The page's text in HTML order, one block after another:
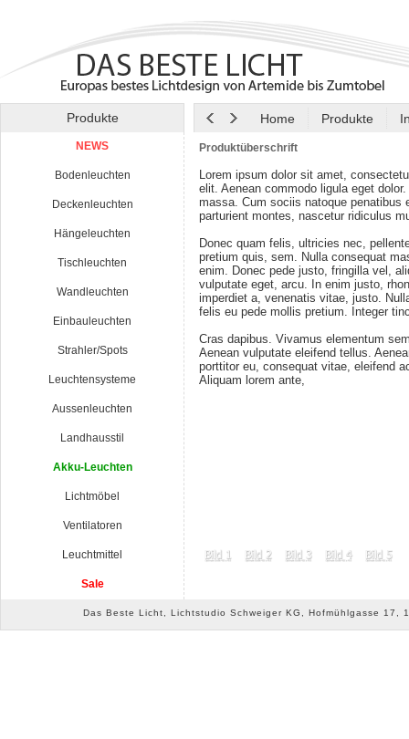
Produkte Home Produkte
NEWS
Bodenleuchten
Deckenleuchten
Hängeleuchten
Tischleuchten
Wandleuchten
Einbauleuchten
Strahler/Spots
Leuchtensysteme
Aussenleuchten
Landhausstil
Akku-Leuchten
Lichtmöbel
Ventilatoren
Leuchtmittel
Sale
Produktüberschrift
Lorem ipsum dolor sit amet,
elit. Aenean commodo ligula eget dolor.
massa. Cum sociis natoque penatibus
parturient montes, nascetur ridiculus
Donec quam felis, ultricies nec,
pretium quis, sem. Nulla consequat
enim. Donec pede justo, fringilla vel,
vulputate eget, arcu. In enim justo,
imperdiet a, venenatis vitae, justo.
felis eu pede mollis pretium. Integer
Cras dapibus. Vivamus elementum
Aenean vulputate eleifend tellus.
porttitor eu, consequat vitae, eleifend
Aliquam lorem ante,
Das Beste Licht, Lichtstudio Schweiger KG, Hofmühlgasse